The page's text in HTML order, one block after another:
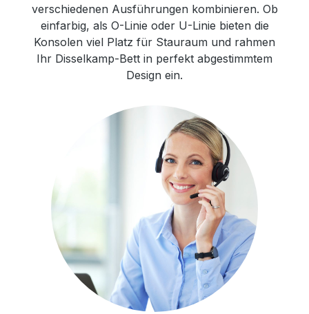
verschiedenen Ausführungen kombinieren. Ob
einfarbig, als O-Linie oder U-Linie bieten die
Konsolen viel Platz für Stauraum und rahmen
Ihr Disselkamp-Bett in perfekt abgestimmtem
Design ein.